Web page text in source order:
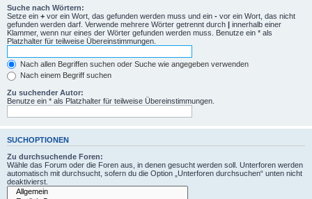
Suche nach Wörtern:
Setze ein + vor ein Wort, das gefunden werden muss und ein - vor ein Wort, das nicht
gefunden werden darf. Verwende mehrere Wörter getrennt durch | innerhalb einer
Klammer, wenn nur eines der Wörter gefunden werden muss. Benutze ein * als
Platzhalter für teilweise Übereinstimmungen.
Nach allen Begriffen suchen oder Suche wie angegeben verwenden
Nach einem Begriff suchen
Zu suchender Autor:
Benutze ein * als Platzhalter für teilweise Übereinstimmungen.
SUCHOPTIONEN
Zu durchsuchende Foren:
Wähle das Forum oder die Foren aus, in denen gesucht werden soll. Unterforen werden
automatisch mit durchsucht, sofern du die Option „Unterforen durchsuchen“ unten nicht
deaktivierst.